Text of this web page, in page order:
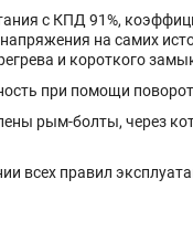
с КПД 91%,
на самих
и короткого
при помощи
рым-болты, через
всех правил